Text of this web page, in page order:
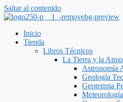
Saltar al contenido
Inicio
Tienda
Libros Técnicos
La Tierra y la
Astronomía
Geología
Geotermia